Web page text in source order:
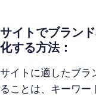
サイトでブラン
化する方法：
サイトに適したブラ
ることは、キーワー